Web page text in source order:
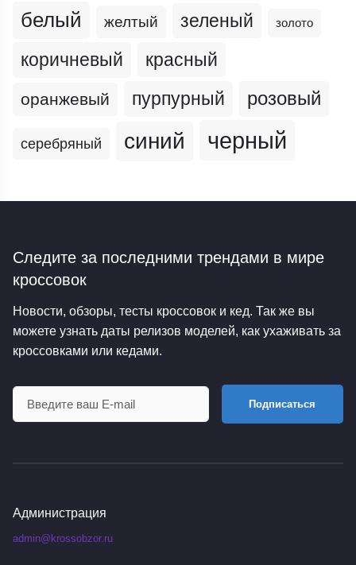
белый желтый зеленый золото
коричневый красный
оранжевый пурпурный розовый
серебряный синий черный
Следите за последними трендами в мире
кроссовок
Новости, обзоры, тесты кроссовок и кед. Так же вы
можете узнать даты релизов моделей, как ухаживать за
кроссовками или кедами.
Подписаться
Администрация
admin@krossobzor.ru